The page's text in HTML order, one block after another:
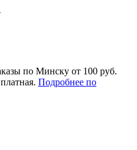
по Минску от 100 руб.
Подробнее по